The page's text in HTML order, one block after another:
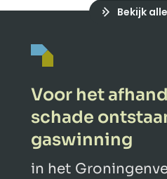
Bekijk
Voor het
schade
gaswinning
in het